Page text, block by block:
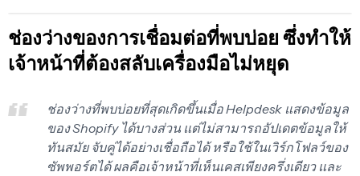
ช่องว่างของการเชื่อมต่อที่พบบ่อย ซึ่งทำให้
เจ้าหน้าที่ต้องสลับเครื่องมือไม่หยุด
ช่องว่างที่พบบ่อยที่สุดเกิดขึ้นเมื่อ Helpdesk แสดงข้อมูล
ของ Shopify ได้บางส่วน แต่ไม่สามารถอัปเดตข้อมูลให้
ทันสมัย จับคู่ได้อย่างเชื่อถือได้ หรือใช้ในเวิร์กโฟลว์ของ
ซัพพอร์ตได้ ผลคือเจ้าหน้าที่เห็นเคสเพียงครึ่งเดียว และ